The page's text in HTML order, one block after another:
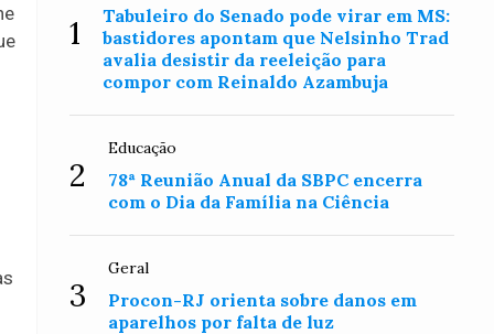
1
Tabuleiro do Senado pode virar em MS:
bastidores apontam que Nelsinho Trad
avalia desistir da reeleição para
compor com Reinaldo Azambuja
2
Educação
78ª Reunião Anual da SBPC encerra
com o Dia da Família na Ciência
3
Geral
Procon-RJ orienta sobre danos em
aparelhos por falta de luz